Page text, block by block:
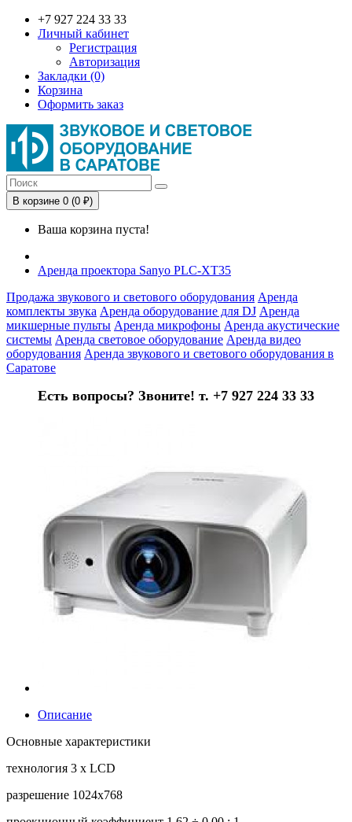
+7 927 224 33 33
Личный кабинет
Регистрация
Авторизация
Закладки (0)
Корзина
Оформить заказ
В корзине 0 (0 ₽)
Ваша корзина пуста!
Аренда проектора Sanyo PLC-XT35
Продажа звукового и светового оборудования Аренда
комплекты звука Аренда оборудование для DJ Аренда
микшерные пульты Аренда микрофоны Аренда акустические
системы Аренда световое оборудование Аренда видео
оборудования Аренда звукового и светового оборудования в
Саратове
Есть вопросы? Звоните! т. +7 927 224 33 33
Описание
Основные характеристики
технология 3 x LCD
разрешение 1024x768